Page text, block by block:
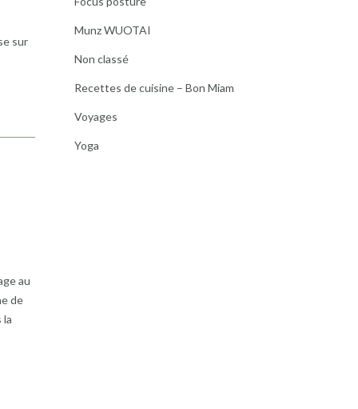
sur
au
de
la
Munz WUOTAI
Non classé
Recettes de cuisine – Bon Miam
Voyages
Yoga